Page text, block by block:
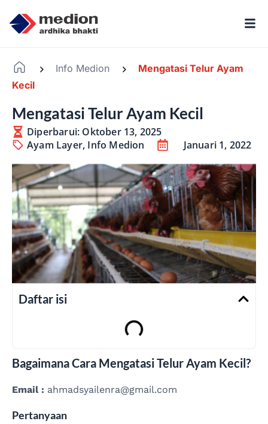
Info Medion
Mengatasi Telur Ayam
Kecil
Mengatasi Telur Ayam Kecil
Diperbarui: Oktober 13, 2025
Ayam Layer, Info Medion Januari 1, 2022
Daftar isi
Bagaimana Cara Mengatasi Telur Ayam Kecil?
Email : ahmadsyailenra@gmail.com
Pertanyaan